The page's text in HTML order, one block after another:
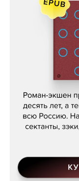
Кира